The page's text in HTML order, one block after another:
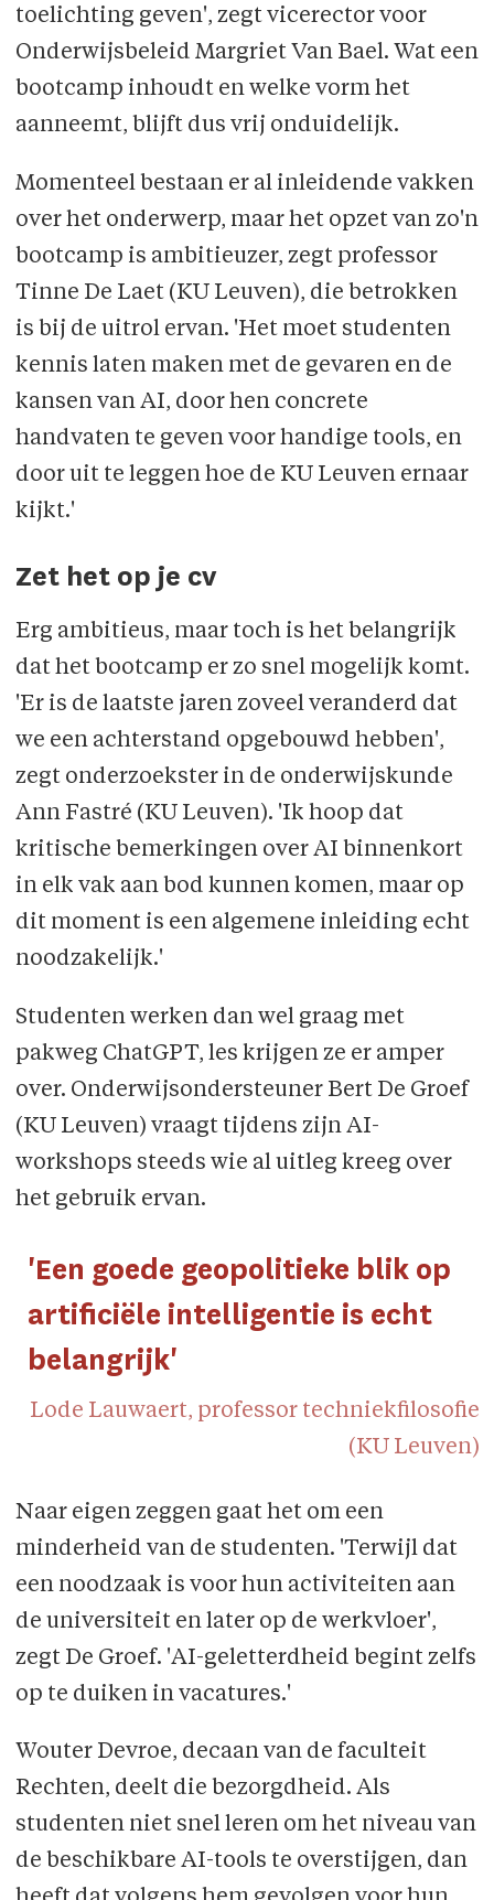
toelichting geven', zegt vicerector voor
Onderwijsbeleid Margriet Van Bael. Wat een
bootcamp inhoudt en welke vorm het
aanneemt, blijft dus vrij onduidelijk.
Momenteel bestaan er al inleidende vakken
over het onderwerp, maar het opzet van zo'n
bootcamp is ambitieuzer, zegt professor
Tinne De Laet (KU Leuven), die betrokken
is bij de uitrol ervan. 'Het moet studenten
kennis laten maken met de gevaren en de
kansen van AI, door hen concrete
handvaten te geven voor handige tools, en
door uit te leggen hoe de KU Leuven ernaar
kijkt.'
Zet het op je cv
Erg ambitieus, maar toch is het belangrijk
dat het bootcamp er zo snel mogelijk komt.
'Er is de laat­ste jaren zoveel veranderd dat
we een achterstand opgebouwd hebben',
zegt onderzoekster in de onderwijskunde
Ann Fastré (KU Leuven). 'Ik hoop dat
kritische bemerkingen over AI binnenkort
in elk vak aan bod kunnen komen, maar op
dit moment is een algemene inleiding echt
noodzakelijk.'
Studenten werken dan wel graag met
pakweg ChatGPT, les krijgen ze er amper
over. Onder­­wijs­ondersteuner Bert De Groef
(KU Leuven) vraagt tijdens zijn AI-
workshops steeds wie al uitleg kreeg over
het gebruik ervan.
'Een goede geo­poli­tieke blik op
artificiële intelligentie is echt
belangrijk'
Lode Lauwaert, professor techniekfilosofie
(KU Leuven)
Naar eigen zeggen gaat het om een
minderheid van de studenten. 'Terwijl dat
een noodzaak is voor hun activiteiten aan
de universiteit en later op de werkvloer',
zegt De Groef. 'AI-geletterdheid begint zelfs
op te duiken in vacatures.'
Wouter Devroe, decaan van de faculteit
Rechten, deelt die bezorgdheid. Als
studenten niet snel leren om het niveau van
de beschikbare AI-tools te overstijgen, dan